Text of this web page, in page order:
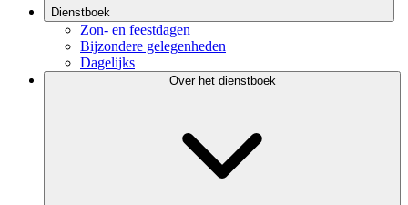
Dienstboek
Zon- en feestdagen
Bijzondere gelegenheden
Dagelijks
Over het dienstboek